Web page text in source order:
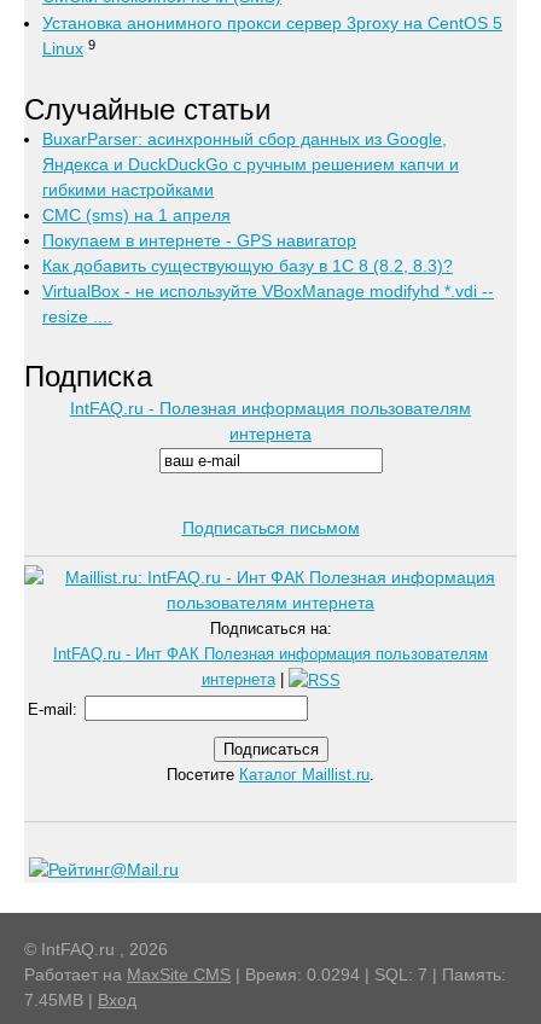
Установка анонимного прокси сервер 3proxy на CentOS 5
Linux 9
Случайные статьи
BuxarParser: асинхронный сбор данных из Google,
Яндекса и DuckDuckGo с ручным решением капчи и
гибкими настройками
СМС (sms) на 1 апреля
Покупаем в интернете - GPS навигатор
Как добавить существующую базу в 1С 8 (8.2, 8.3)?
VirtualBox - не используйте VBoxManage modifyhd *.vdi --
resize ....
Подписка
IntFAQ.ru - Полезная информация пользователям
интернета
Подписаться письмом
Подписаться на:
IntFAQ.ru - Инт ФАК Полезная информация пользователям
интернета|
E-mail :
Посетите Каталог Maillist.ru.
© IntFAQ.ru , 2026
Работает на MaxSite CMS | Время: 0.0294 | SQL: 7 | Память:
7.45MB | Вход